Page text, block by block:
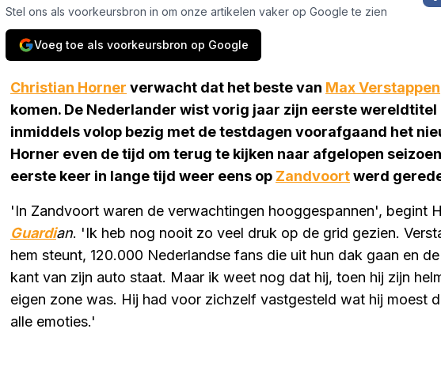
Stel ons als voorkeursbron in om onze artikelen vaker op Google te zien
Voeg toe als voorkeursbron op Google
Christian Horner verwacht dat het beste van Max Verstappen
komen. De Nederlander wist vorig jaar zijn eerste wereldtitel
inmiddels volop bezig met de testdagen voorafgaand het
Horner even de tijd om terug te kijken naar afgelopen
eerste keer in lange tijd weer eens op Zandvoortwerd
'In Zandvoort waren de verwachtingen hooggespannen', begint
Guardian. 'Ik heb nog nooit zo veel druk op de grid gezien.
hem steunt, 120.000 Nederlandse fans die uit hun dak gaan en
kant van zijn auto staat. Maar ik weet nog dat hij, toen hij zijn
eigen zone was. Hij had voor zichzelf vastgesteld wat hij moest
alle emoties.'